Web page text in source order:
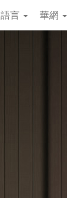
語言 華網